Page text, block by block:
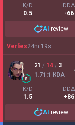
K/D
0.5
DDΔ
-66
AI review
Verlies24m 19s
21 / 14 / 3
1.71 :1 KDA
K/D
1.5
DDΔ
+86
AI review